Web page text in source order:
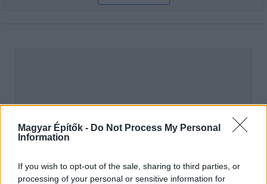
Magyar Építők - Do Not Process My Personal
Information
If you wish to opt-out of the sale, sharing to third parties, or
processing of your personal or sensitive information for